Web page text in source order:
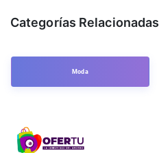
Categorías Relacionadas
Moda